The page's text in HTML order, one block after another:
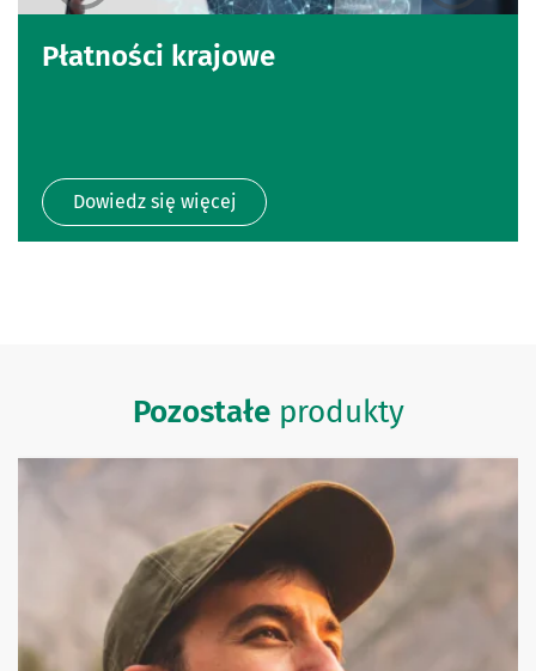
Płatności krajowe
Dowiedz się więcej
Pozostałeprodukty